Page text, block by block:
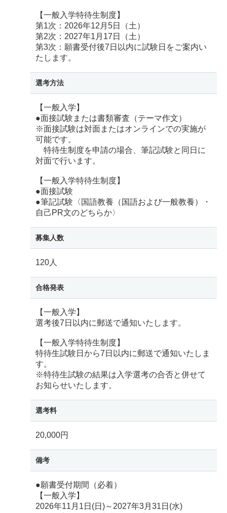
【一般入学特待生制度】
第1次：2026年12月5日（土）
第2次：2027年1月17日（土）
第3次：願書受付後7日以内に試験日をご案内い
たします。
選考方法
【一般入学】
●面接試験または書類審査（テーマ作文）
※面接試験は対面またはオンラインでの実施が
可能です。
特待生制度を申請の場合、筆記試験と同日に
対面で行います。
【一般入学特待生制度】
●面接試験
●筆記試験〈国語教養（国語および一般教養）・
自己PR文のどちらか〉
募集人数
120人
合格発表
【一般入学】
選考後7日以内に郵送で通知いたします。
【一般入学特待生制度】
特待生試験日から7日以内に郵送で通知いたしま
す。
※特待生試験の結果は入学選考の合否と併せて
お知らせいたします。
選考料
20,000円
備考
●願書受付期間（必着）
【一般入学】
2026年11月1日(日)～2027年3月31日(水)